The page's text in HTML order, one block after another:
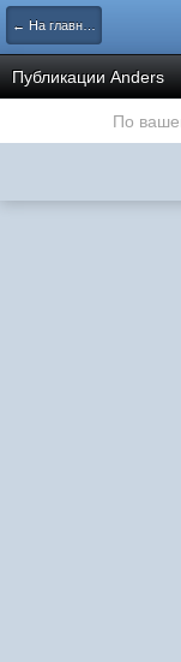
← На главную
Публикации Anders
По